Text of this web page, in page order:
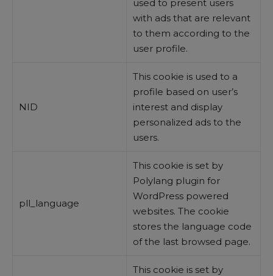
used to present users
with ads that are relevant
to them according to the
user profile.
NID
This cookie is used to a
profile based on user’s
interest and display
personalized ads to the
users.
pll_language
This cookie is set by
Polylang plugin for
WordPress powered
websites. The cookie
stores the language code
of the last browsed page.
This cookie is set by